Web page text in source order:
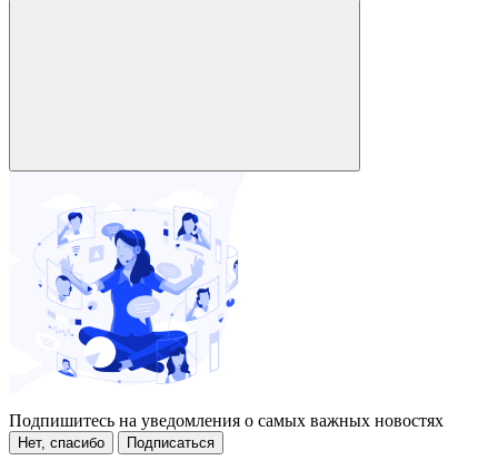
Подпишитесь на уведомления о самых важных новостях
Нет, спасибо Подписаться